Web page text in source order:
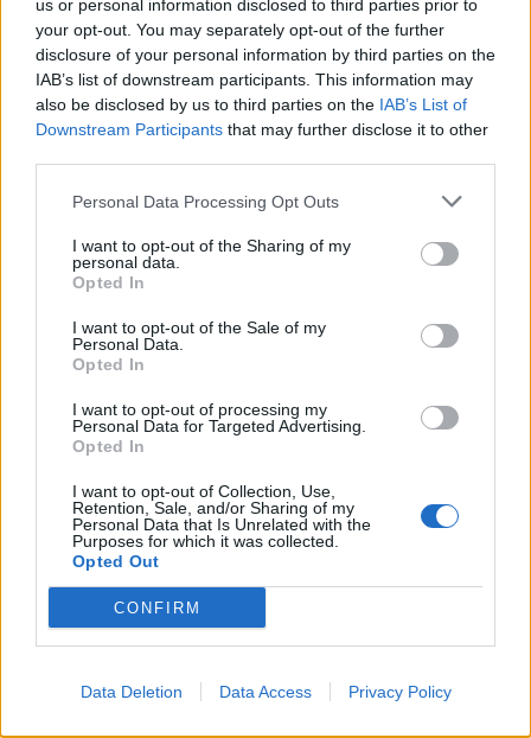
us or personal information disclosed to third parties prior to
your opt-out. You may separately opt-out of the further
disclosure of your personal information by third parties on the
IAB’s list of downstream participants. This information may
also be disclosed by us to third parties on the IAB’s List of
Downstream Participants that may further disclose it to other
Personal Data Processing Opt Outs
I want to opt-out of the Sharing of my
personal data.
Opted In
I want to opt-out of the Sale of my
Personal Data.
Opted In
I want to opt-out of processing my
Personal Data for Targeted Advertising.
Opted In
I want to opt-out of Collection, Use,
Retention, Sale, and/or Sharing of my
Personal Data that Is Unrelated with the
Purposes for which it was collected.
Opted Out
CONFIRM
Data Deletion Data Access Privacy Policy
Ακολουθήστε το Pink.gr στοGoogle Newsκαι
μάθετε πρώτοι τα πιο hot νέα.
Ακολουθήστε το Pink.gr και στοInstagram
ΔΙΑΦΗΜΙΣΗ